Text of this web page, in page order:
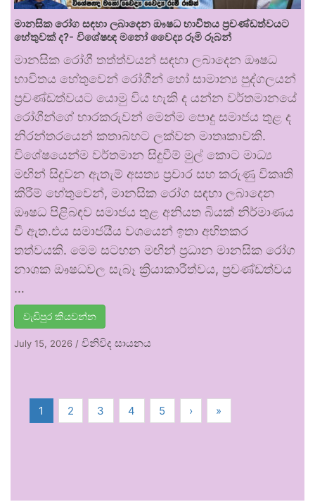
මානසික රෝග සඳහා ලබාදෙන ඖෂධ භාවිතය ප්‍රචණ්ඩත්වයට
හේතුවක් ද?- විශේෂඥ මනෝ වෛද්‍ය රූමි රූබන්
මානසික රෝගී තත්ත්වයන් සඳහා ලබාදෙන ඖෂධ
භාවිතය හේතුවෙන් රෝගීන් හෝ සාමාන්‍ය පුද්ගලයන්
ප්‍රචණ්ඩත්වයට යොමු විය හැකි ද යන්න වර්තමානයේ
රෝගීන්ගේ භාරකරුවන් මෙන්ම පොදු සමාජය තුළ ද
නිරන්තරයෙන් කතාබහට ලක්වන මාතෘකාවකි.
විශේෂයෙන්ම වර්තමාන සිදුවීම් මුල් කොට මාධ්‍ය
මඟින් සිදුවන ඇතැම් අසත්‍ය ප්‍රචාර සහ කරුණු විකෘති
කිරීම් හේතුවෙන්, මානසික රෝග සඳහා ලබාදෙන
ඖෂධ පිළිබඳව සමාජය තුළ අනියත බියක් නිර්මාණය
වී ඇත.එය සමාජයීය වශයෙන් ඉතා අහිතකර
තත්වයකි. මෙම සටහන මඟින් ප්‍රධාන මානසික රෝග
නාශක ඖෂධවල සැබෑ ක්‍රියාකාරීත්වය, ප්‍රචණ්ඩත්වය
…
වැඩිපුර කියවන්න
July 15, 2026 / විනිවිද සායනය
1 2 3 4 5 › »